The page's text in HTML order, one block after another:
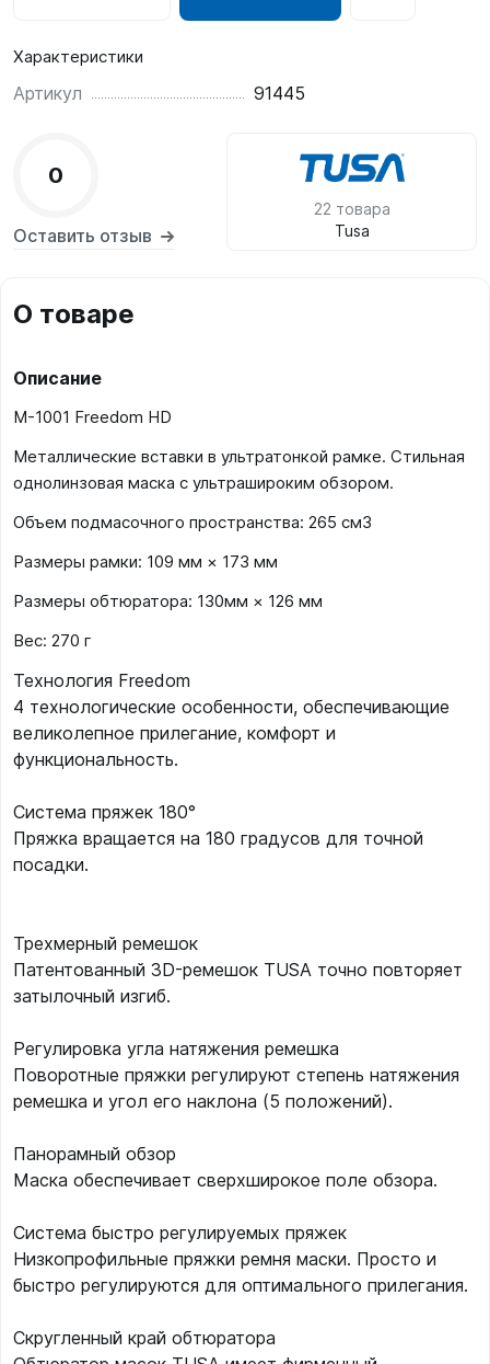
Характеристики
Артикул 91445
0
Оставить отзыв
22 товара
Tusa
О товаре
Описание
M-1001 Freedom HD
Металлические вставки в ультратонкой рамке. Стильная
однолинзовая маска с ультрашироким обзором.
Объем подмасочного пространства: 265 см3
Размеры рамки: 109 мм × 173 мм
Размеры обтюратора: 130мм × 126 мм
Вес: 270 г
Технология Freedom
4 технологические особенности, обеспечивающие
великолепное прилегание, комфорт и
функциональность.
Система пряжек 180°
Пряжка вращается на 180 градусов для точной
посадки.
Трехмерный ремешок
Патентованный 3D-ремешок TUSA точно повторяет
затылочный изгиб.
Регулировка угла натяжения ремешка
Поворотные пряжки регулируют степень натяжения
ремешка и угол его наклона (5 положений).
Панорамный обзор
Маска обеспечивает сверхширокое поле обзора.
Система быстро регулируемых пряжек
Низкопрофильные пряжки ремня маски. Просто и
быстро регулируются для оптимального прилегания.
Скругленный край обтюратора